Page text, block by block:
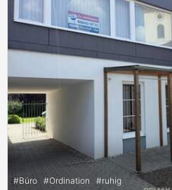
#Büro #Ordination #ruhig